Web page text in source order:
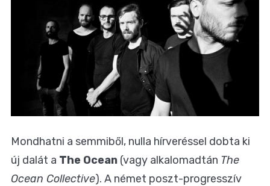
Mondhatni a semmiből, nulla hírveréssel dobta ki
új dalát a The Ocean (vagy alkalomadtán The
Ocean Collective). A német poszt-progresszív